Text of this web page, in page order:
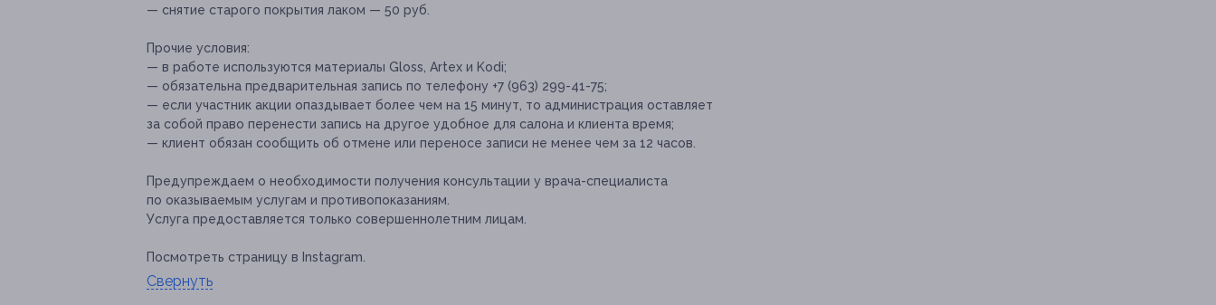
— снятие старого покрытия лаком — 50 руб.
Прочие условия:
— в работе используются материалы Gloss, Artex и Kodi;
— обязательна предварительная запись по телефону +7 (963) 299-41-75;
— если участник акции опаздывает более чем на 15 минут, то администрация оставляет
за собой право перенести запись на другое удобное для салона и клиента время;
— клиент обязан сообщить об отмене или переносе записи не менее чем за 12 часов.
Предупреждаем о необходимости получения консультации у врача-специалиста
по оказываемым услугам и противопоказаниям.
Услуга предоставляется только совершеннолетним лицам.
Посмотреть страницу в Instagram.
Свернуть